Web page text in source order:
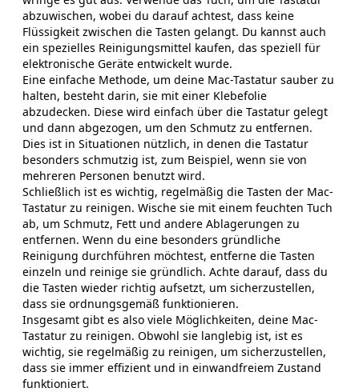
abzuwischen, wobei du darauf achtest, dass keine
Flüssigkeit zwischen die Tasten gelangt. Du kannst auch
ein spezielles Reinigungsmittel kaufen, das speziell für
elektronische Geräte entwickelt wurde.
Eine einfache Methode, um deine Mac-Tastatur sauber zu
halten, besteht darin, sie mit einer Klebefolie
abzudecken. Diese wird einfach über die Tastatur gelegt
und dann abgezogen, um den Schmutz zu entfernen.
Dies ist in Situationen nützlich, in denen die Tastatur
besonders schmutzig ist, zum Beispiel, wenn sie von
mehreren Personen benutzt wird.
Schließlich ist es wichtig, regelmäßig die Tasten der Mac-
Tastatur zu reinigen. Wische sie mit einem feuchten Tuch
ab, um Schmutz, Fett und andere Ablagerungen zu
entfernen. Wenn du eine besonders gründliche
Reinigung durchführen möchtest, entferne die Tasten
einzeln und reinige sie gründlich. Achte darauf, dass du
die Tasten wieder richtig aufsetzt, um sicherzustellen,
dass sie ordnungsgemäß funktionieren.
Insgesamt gibt es also viele Möglichkeiten, deine Mac-
Tastatur zu reinigen. Obwohl sie langlebig ist, ist es
wichtig, sie regelmäßig zu reinigen, um sicherzustellen,
dass sie immer effizient und in einwandfreiem Zustand
funktioniert.